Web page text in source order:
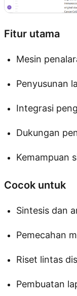
Fitur utama
Mesin
Penyusunan
Integrasi
Dukungan
Kemampuan
Cocok untuk
Sintesis dan
Pemecahan
Riset lintas
Pembuatan